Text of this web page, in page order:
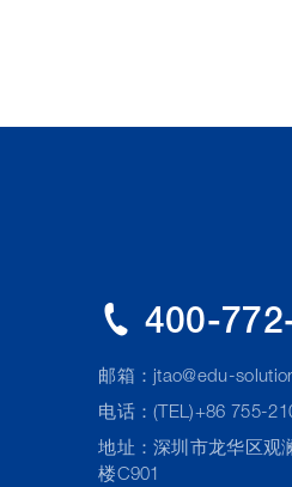
400-
邮箱： jtao@edu-
电话：(TEL)+86 755-
地址：深圳市龙华区观
楼C901